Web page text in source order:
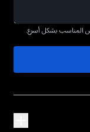
المناسب بشكل أسرع.